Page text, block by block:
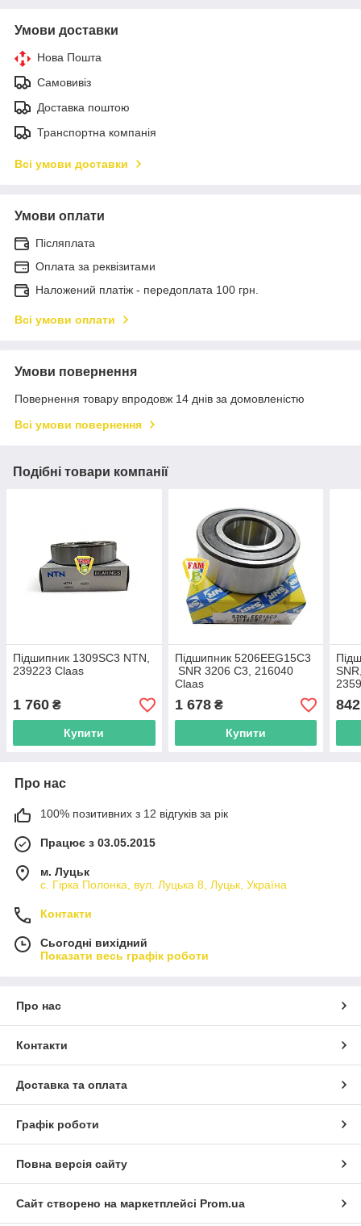
Умови доставки
Нова Пошта
Самовивіз
Доставка поштою
Транспортна компанія
Всі умови доставки
Умови оплати
Післяплата
Оплата за реквізитами
Наложений платіж - передоплата 100 грн.
Всі умови оплати
Умови повернення
Повернення товару впродовж 14 днів за домовленістю
Всі умови повернення
Подібні товари компанії
Підшипник 1309SC3 NTN,
239223 Claas
1 760 ₴
Купити
Підшипник 5206EEG15C3
SNR 3206 C3, 216040
Claas
1 678₴
Купити
842
Про нас
100% позитивних з 12 відгуків за рік
Працює з 03.05.2015
м. Луцьк
с. Гірка Полонка, вул. Луцька 8, Луцьк, Україна
Контакти
Сьогодні вихідний
Показати весь графік роботи
Про нас
Контакти
Доставка та оплата
Графік роботи
Повна версія сайту
Сайт створено на маркетплейсі Prom.ua